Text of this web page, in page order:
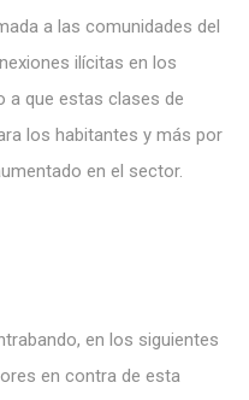
a las comunidades del
ilícitas en los
a que estas clases de
los habitantes y más por
en el sector.
en los siguientes
en contra de esta